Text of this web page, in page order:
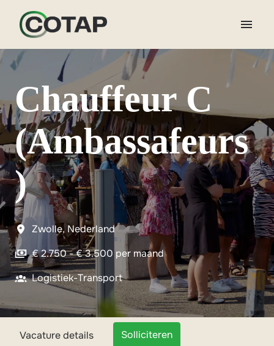
contentHomepagina
Chauffeur C
(Ambassafeurs
)
Zwolle, Nederland
€ 2.750 - € 3.500 per maand
Logistiek-Transport
Vacature details Solliciteren